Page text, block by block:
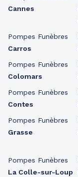
Cannes
Pompes Funèbres
Carros
Pompes Funèbres
Colomars
Pompes Funèbres
Contes
Pompes Funèbres
Grasse
Pompes Funèbres
La Colle-sur-Loup